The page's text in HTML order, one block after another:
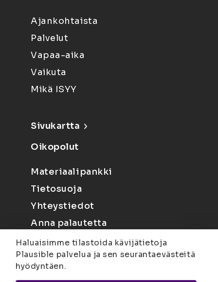
Ajankohtaista
Palvelut
Vapaa-aika
Vaikuta
Mikä ISYY
Sivukartta
Oikopolut
Materiaalipankki
Tietosuoja
Yhteystiedot
Anna palautetta
Haluaisimme tilastoida kävijätietoja
Plausible palvelua ja sen seurantaevästeitä
hyödyntäen.